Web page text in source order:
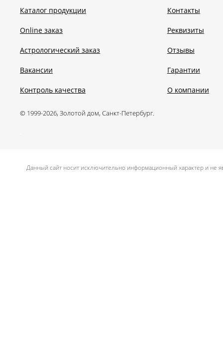
Каталог продукции
Online заказ
Астрологический заказ
Вакансии
Контроль качества
Контакты
Реквизиты
Отзывы
Гарантии
О компании
© 1999-2026, Золотой дом, Санкт-Петербург.
Данный сайт носит исключительно информационный характер и не